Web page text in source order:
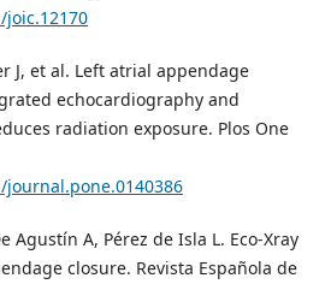
J, et al. Left atrial appendage
echocardiography and
radiation exposure. Plos One
Agustín A, Pérez de Isla L. Eco-Xray
closure. Revista Española de